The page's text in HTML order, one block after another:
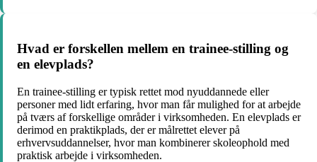
Hvad er forskellen mellem en trainee-stilling og
en elevplads?
En trainee-stilling er typisk rettet mod nyuddannede eller
personer med lidt erfaring, hvor man får mulighed for at arbejde
på tværs af forskellige områder i virksomheden. En elevplads er
derimod en praktikplads, der er målrettet elever på
erhvervsuddannelser, hvor man kombinerer skoleophold med
praktisk arbejde i virksomheden.